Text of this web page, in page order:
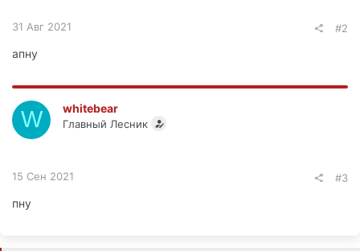
31 Авг 2021 #2
апну
W whitebear
Главный Лесник
15 Сен 2021 #3
пну